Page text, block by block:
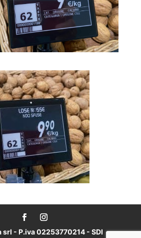
- P.iva 02253770214 - SDI